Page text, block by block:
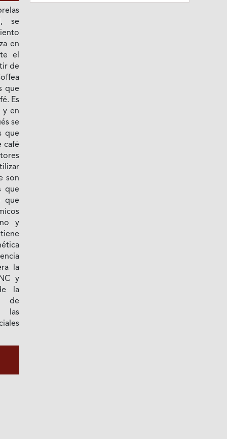
se
en
el
de
que
Es
y en
se
que
café
son
que
que
y
la
y
la
de
las